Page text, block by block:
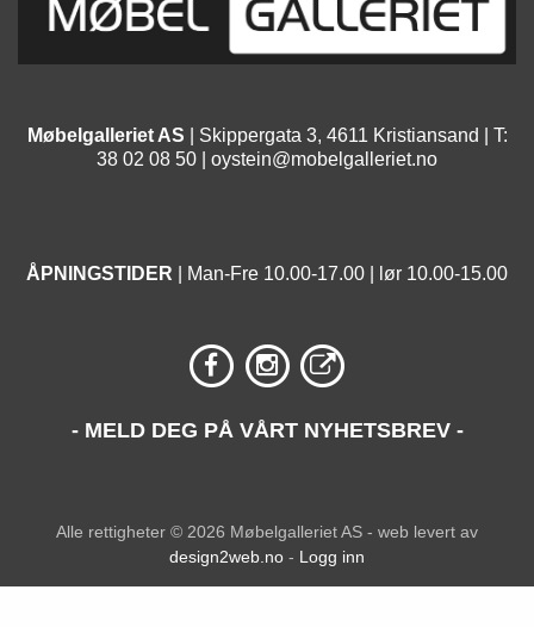
Møbelgalleriet AS | Skippergata 3, 4611 Kristiansand | T:
38 02 08 50 | oystein@mobelgalleriet.no
ÅPNINGSTIDER | Man-Fre 10.00-17.00 | lør 10.00-15.00
- MELD DEG PÅ VÅRT NYHETSBREV -
Alle rettigheter © 2026 Møbelgalleriet AS - web levert av
design2web.no - Logg inn